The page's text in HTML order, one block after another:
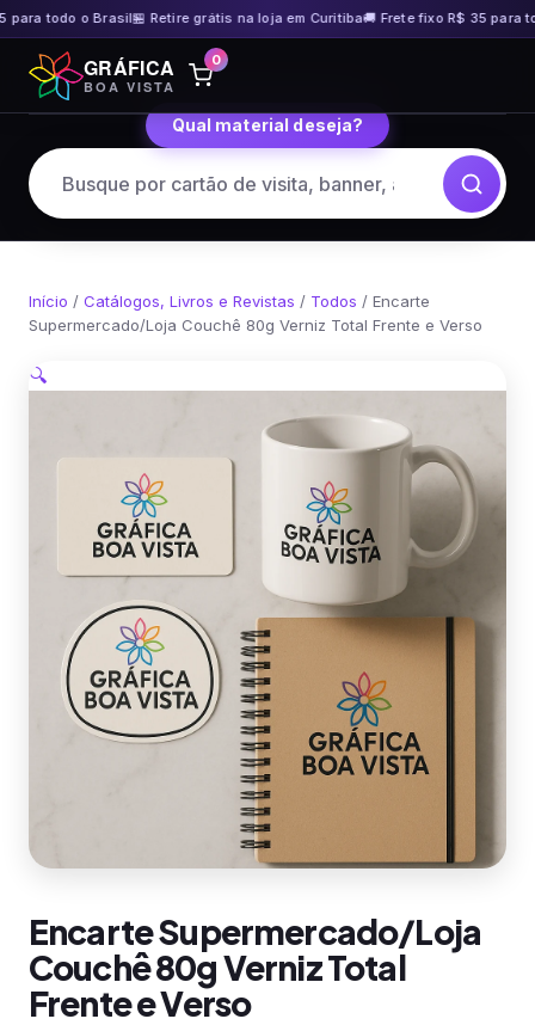
todo o Brasil🏪 Retire grátis na loja em Curitiba🚚 Frete fixo R$ 35 para
Pular
para
o
GRÁFICA
BOA VISTA
0
Qual material deseja?
Início / Catálogos, Livros e Revistas / Todos / Encarte
Supermercado/Loja Couchê 80g Verniz Total Frente e Verso
🔍
Encarte Supermercado/Loja
Couchê 80g Verniz Total
Frente e Verso